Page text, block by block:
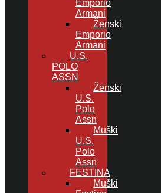
Emporio
Armani
Ženski
Emporio
Armani
U.S.
POLO
ASSN
Ženski
U.S.
Polo
Assn
Muški
U.S.
Polo
Assn
FESTINA
Muški